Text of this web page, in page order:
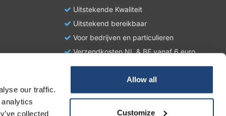
our traffic.
collected
Allow all
Customize
Uitstekende Kwaliteit
Uitstekend bereikbaar
Voor bedrijven en particulieren
Verzendkosten NL & BE vanaf 6 euro
en zijn geen handleiding of omschrijving hoe u het
wetgeving omtrent het gebruik van chemicaliën.